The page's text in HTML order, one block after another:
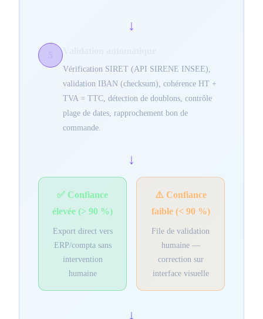
↓
Vérification SIRET (API SIRENE INSEE),
validation IBAN (checksum), cohérence HT +
TVA = TTC, détection de doublons, contrôle
plage de dates, rapprochement bon de
commande.
↓
✅ Confiance
élevée (> 90 %)
Export direct vers
ERP/compta sans
intervention
humaine
⚠️ Confiance
faible (< 90 %)
File de validation
humaine —
correction sur
interface visuelle
↓